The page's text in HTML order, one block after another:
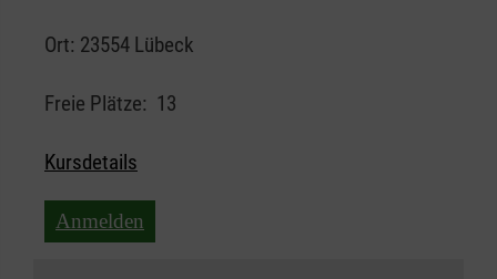
Ort: 23554 Lübeck
Freie Plätze: 13
Kursdetails
Anmelden